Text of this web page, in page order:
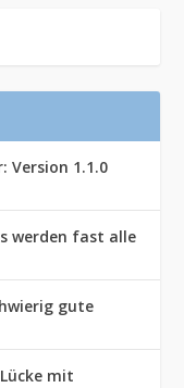
Version 1.1.0
werden fast alle
gute
mit